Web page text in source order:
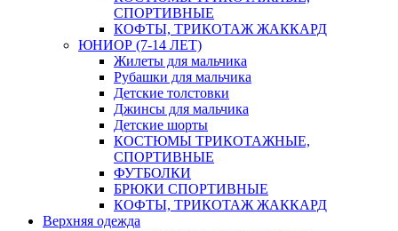
СПОРТИВНЫЕ
КОФТЫ, ТРИКОТАЖ ЖАККАРД
ЮНИОР (7-14 ЛЕТ)
Жилеты для мальчика
Рубашки для мальчика
Детские толстовки
Джинсы для мальчика
Детские шорты
КОСТЮМЫ ТРИКОТАЖНЫЕ,
СПОРТИВНЫЕ
ФУТБОЛКИ
БРЮКИ СПОРТИВНЫЕ
КОФТЫ, ТРИКОТАЖ ЖАККАРД
Верхняя одежда